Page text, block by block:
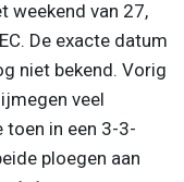
weekend van 27,
De exacte datum
niet bekend. Vorig
veel
in een 3-3-
ploegen aan